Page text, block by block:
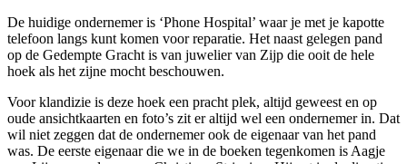
De huidige ondernemer is ‘Phone Hospital’ waar je met je kapotte
telefoon langs kunt komen voor reparatie. Het naast gelegen pand
op de Gedempte Gracht is van juwelier van Zijp die ooit de hele
hoek als het zijne mocht beschouwen.
Voor klandizie is deze hoek een pracht plek, altijd geweest en op
oude ansichtkaarten en foto’s zit er altijd wel een ondernemer in. Dat
wil niet zeggen dat de ondernemer ook de eigenaar van het pand
was. De eerste eigenaar die we in de boeken tegenkomen is Aagje